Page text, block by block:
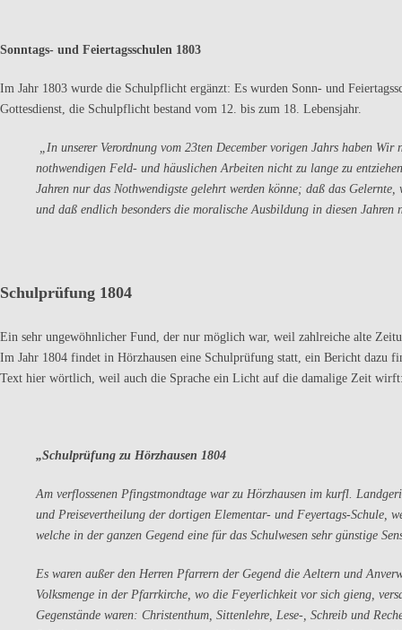
Sonntags- und Feiertagsschulen 1803
Im Jahr 1803 wurde die Schulpflicht ergänzt: Es wurden Sonn- und
Gottesdienst, die Schulpflicht bestand vom 12. bis zum 18. Lebensjahr.
„In unserer Verordnung vom 23ten December vorigen Jahrs haben
nothwendigen Feld- und häuslichen Arbeiten nicht zu lange zu
Jahren nur das Nothwendigste gelehrt werden könne; daß das
und daß endlich besonders die moralische Ausbildung in diesen Jahren
Schulprüfung 1804
Ein sehr ungewöhnlicher Fund, der nur möglich war, weil zahlreiche alte
Im Jahr 1804 findet in Hörzhausen eine Schulprüfung statt, ein Bericht dazu
Text hier wörtlich, weil auch die Sprache ein Licht auf die damalige Zeit
„Schulprüfung zu Hörzhausen 1804
Am verflossenen Pfingstmondtage war zu Hörzhausen im kurfl.
und Preisevertheilung der dortigen Elementar- und Feyertags-Schule,
welche in der ganzen Gegend eine für das Schulwesen sehr günstige
Es waren außer den Herren Pfarrern der Gegend die Aeltern und
Volksmenge in der Pfarrkirche, wo die Feyerlichkeit vor sich gieng,
Gegenstände waren: Christenthum, Sittenlehre, Lese-, Schreib und